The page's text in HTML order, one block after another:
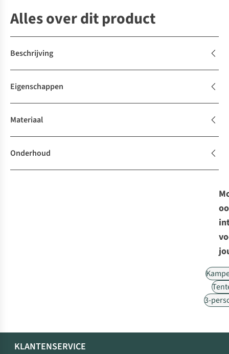
Alles over dit product
Beschrijving
Eigenschappen
Materiaal
Onderhoud
3-
KLANTENSERVICE